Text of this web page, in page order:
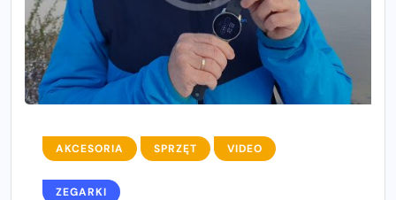
AKCESORIA SPRZĘT VIDEO
ZEGARKI